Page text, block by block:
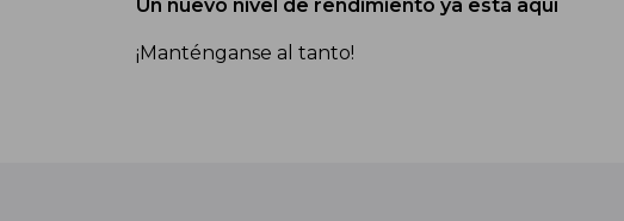
Un nuevo nivel de rendimiento ya está aquí
¡Manténganse al tanto!